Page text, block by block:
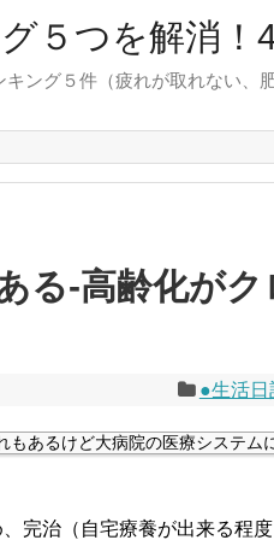
５つを解消！
ング５件（疲れが取れない、
る-高齢化がク
●生活日
あるけど大病院の医療システム
完治（自宅療養が出来る程度